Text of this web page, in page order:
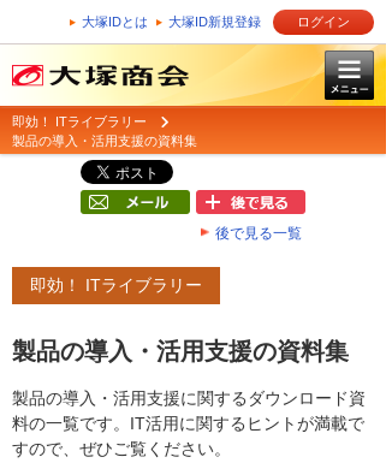
大塚IDとは 大塚ID新規登録 ログイン
即効！ ITライブラリー
製品の導入・活用支援の資料集
後で見る一覧
即効！ ITライブラリー
製品の導入・活用支援の資料集
製品の導入・活用支援に関するダウンロード資
料の一覧です。IT活用に関するヒントが満載で
すので、ぜひご覧ください。